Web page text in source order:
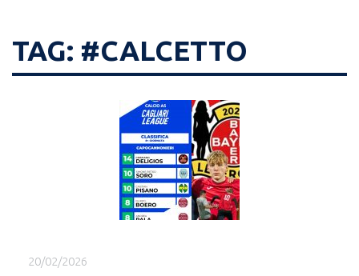
TAG: #CALCETTO
20/02/2026